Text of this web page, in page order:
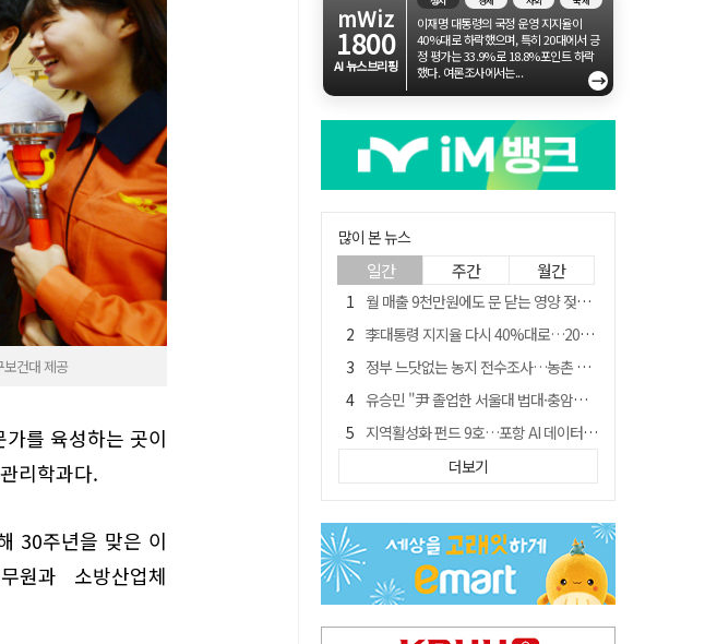
건대 제공
를 육성하는 곳이
리학과다.
30주년을 맞은 이
원과 소방산업체
mWiz
1800
AI 뉴스브리핑
이재명 대통령의 국정 운영 지지율이
40%대로 하락했으며, 특히 20대에서 긍
정 평가는 33.9%로 18.8%포인트 하락
했다. 여론조사에서는...
→
많이 본 뉴스
일간 주간 월간
월 매출 9천만원에도 문 닫는 영양 젖소농장… "일할 사람이 없어"
李대통령 지지율 다시 40%대로…20대는 18.8%p 급락
정부 느닷없는 농지 전수조사…농촌 들쑤시는 '경자유전'의 칼날
유승민 "尹 졸업한 서울대 법대·충암고도 없애야"…李 육사 통합 직격
지역활성화 펀드 9호…포항 AI 데이터센터에 6천억 투입
국민 51.9% "李 대통령 재판 재개 필요하다"
[농지 전수조사 폐해] 농지값도 흔들리나…"도지 막히면 헐값 매물 나올 수도"
아쉬운 태클
'솔리다임 IPO 추진설' SK하이닉스, 주가 9% 급락
더보기